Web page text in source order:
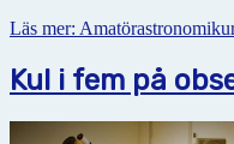
Läs mer:
Kul i fem på